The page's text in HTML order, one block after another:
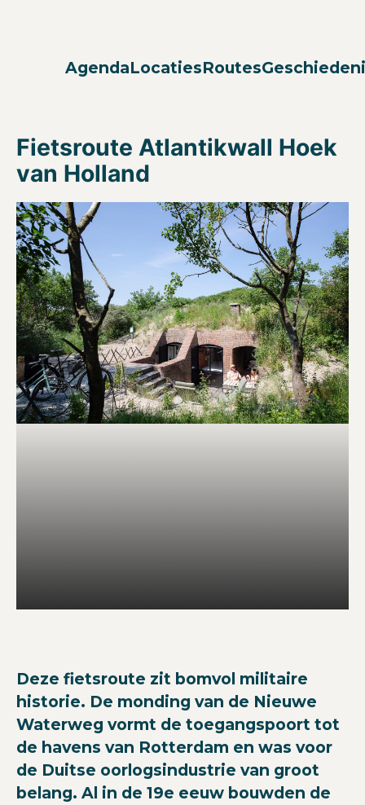
AgendaLocatiesRoutes
Fietsroute Atlantikwall Hoek
van Holland
Deze fietsroute zit bomvol militaire
historie. De monding van de Nieuwe
Waterweg vormt de toegangspoort tot
de havens van Rotterdam en was voor
de Duitse oorlogsindustrie van groot
belang. Al in de 19e eeuw bouwden de